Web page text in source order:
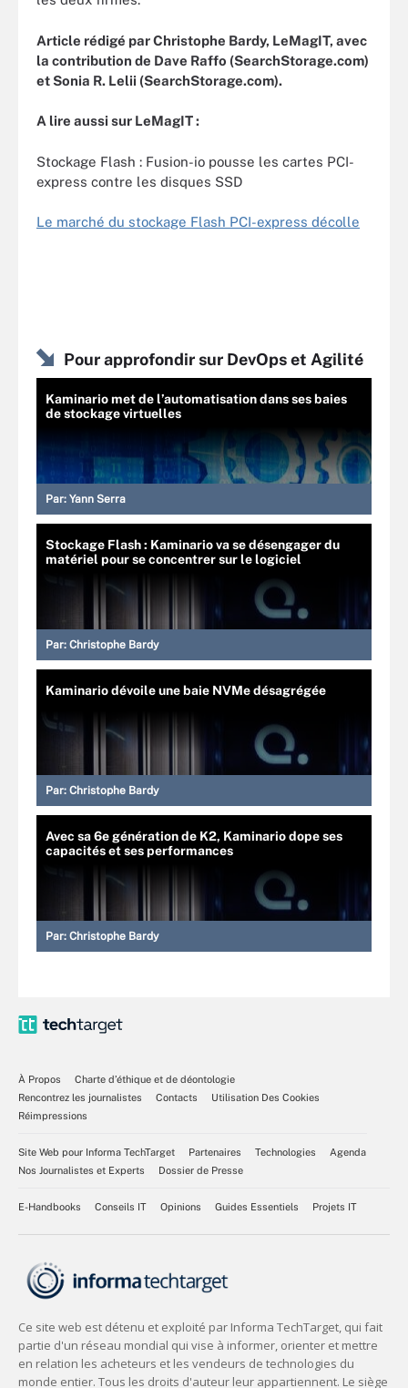
Article rédigé par Christophe Bardy, LeMagIT, avec
la contribution de Dave Raffo (SearchStorage.com)
et Sonia R. Lelii (SearchStorage.com).
A lire aussi sur LeMagIT :
Stockage Flash : Fusion-io pousse les cartes PCI-
express contre les disques SSD
Le marché du stockage Flash PCI-express décolle
Pour approfondir sur DevOps et Agilité
Kaminario met de l’automatisation dans ses baies
de stockage virtuelles
Par: Yann Serra
Stockage Flash : Kaminario va se désengager du
matériel pour se concentrer sur le logiciel
Par: Christophe Bardy
Kaminario dévoile une baie NVMe désagrégée
Par: Christophe Bardy
Avec sa 6e génération de K2, Kaminario dope ses
capacités et ses performances
Par: Christophe Bardy
À Propos
Charte d’éthique et de déontologie
Rencontrez les journalistes
Contacts
Utilisation Des Cookies
Réimpressions
Site Web pour Informa TechTarget Partenaires Technologies
Agenda
Nos Journalistes et Experts
Dossier de Presse
E-Handbooks Conseils IT Opinions Guides Essentiels Projets IT